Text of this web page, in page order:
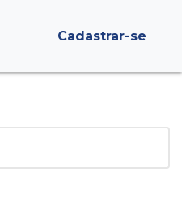
Cadastrar-se